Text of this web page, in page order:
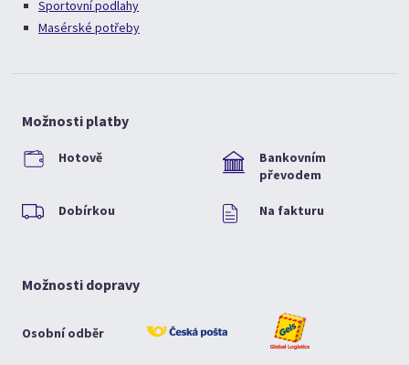
Sportovní podlahy
Masérské potřeby
Možnosti platby
Hotově
Bankovním
převodem
Dobírkou Na fakturu
Možnosti dopravy
Osobní odběr